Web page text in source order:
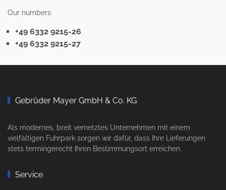
Our numbers:
+49 6332 9215-26
+49 6332 9215-27
Gebrüder Mayer GmbH & Co. KG
Als modernes, breit vernetztes Unternehmen mit einem
vielfältigen Fuhrpark sorgen wir dafür, dass Ihre Lieferungen
stets termingerecht Ihren Bestimmungsort erreichen.
Service